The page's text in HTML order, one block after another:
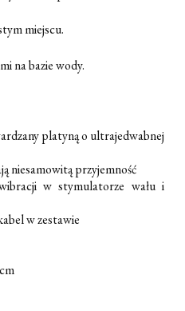
miejscu.
na bazie wody.
platyną o ultrajedwabnej
niesamowitą przyjemność
w stymulatorze wału i
w zestawie